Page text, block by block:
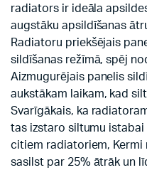
radiators ir ideāla
augstāku apsildīšanas
Radiatoru priekšējais
sildīšanas režīmā, spēj
Aizmugurējais panelis
aukstākam laikam, kad
Svarīgākais, ka
tas izstaro siltumu istabai
citiem radiatoriem,
sasilst par 25% ātrāk un